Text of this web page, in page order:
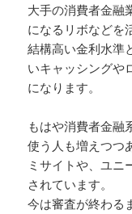
大手の消費者金融
になるリボなどを
結構高い金利水準
いキャッシングや
になります。
もはや消費者金融
使う人も増えつつ
ミサイトや、ユニ
されています。
今は審査が終わる